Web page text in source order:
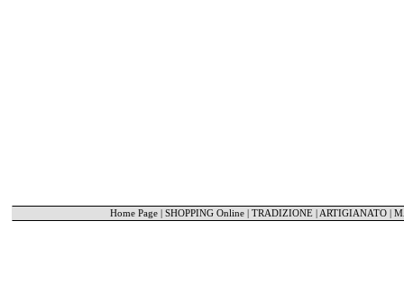
Home Page| SHOPPING Online| TRADIZIONE | ARTIGIANATO|